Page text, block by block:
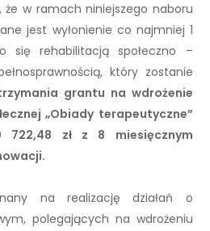
w ramach niniejszego naboru
jest wyłonienie co najmniej 1
się rehabilitacją społeczno –
który zostanie
grantu na wdrożenie
„Obiady terapeutyczne”
722,48 zł z 8 miesięcznym
na realizację działań o
polegających na wdrożeniu